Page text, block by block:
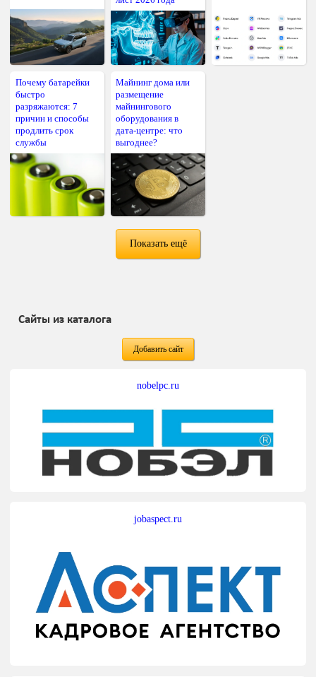
Почему батарейки
быстро
разряжаются: 7
причин и способы
продлить срок
службы
Майнинг дома или
размещение
майнингового
оборудования в
дата-центре: что
выгоднее?
Показать ещё
Сайты из каталога
Добавить сайт
nobelpc.ru
jobaspect.ru